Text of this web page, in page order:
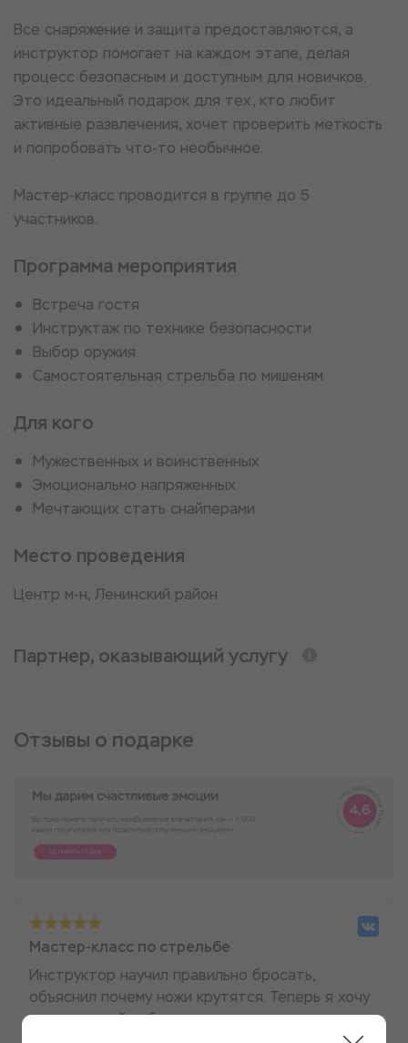
Все снаряжение и защита предоставляются, а
инструктор помогает на каждом этапе, делая
процесс безопасным и доступным для новичков.
Это идеальный подарок для тех, кто любит
активные развлечения, хочет проверить меткость
и попробовать что-то необычное.
Мастер-класс проводится в группе до 5
участников.
Программа мероприятия
Встреча гостя
Инструктаж по технике безопасности
Выбор оружия
Самостоятельная стрельба по мишеням
Для кого
Мужественных и воинственных
Эмоционально напряженных
Мечтающих стать снайперами
Место проведения
Центр м-н, Ленинский район
Партнер, оказывающий услугу
Отзывы о подарке
Мастер-класс по стрельбе
Инструктор научил правильно бросать,
объяснил почему ножи крутятся. Теперь я хочу
купить домой набор для метания и